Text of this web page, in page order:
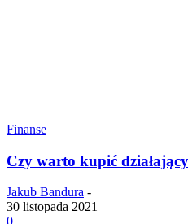
Finanse
Czy warto kupić
Jakub Bandura -
30 listopada 2021